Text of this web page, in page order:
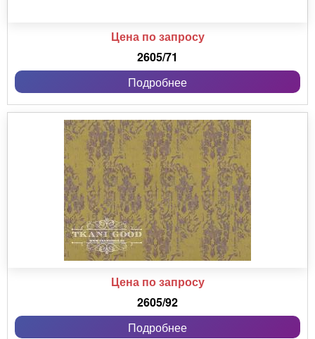
Цена по запросу
2605/71
Подробнее
Цена по запросу
2605/92
Подробнее